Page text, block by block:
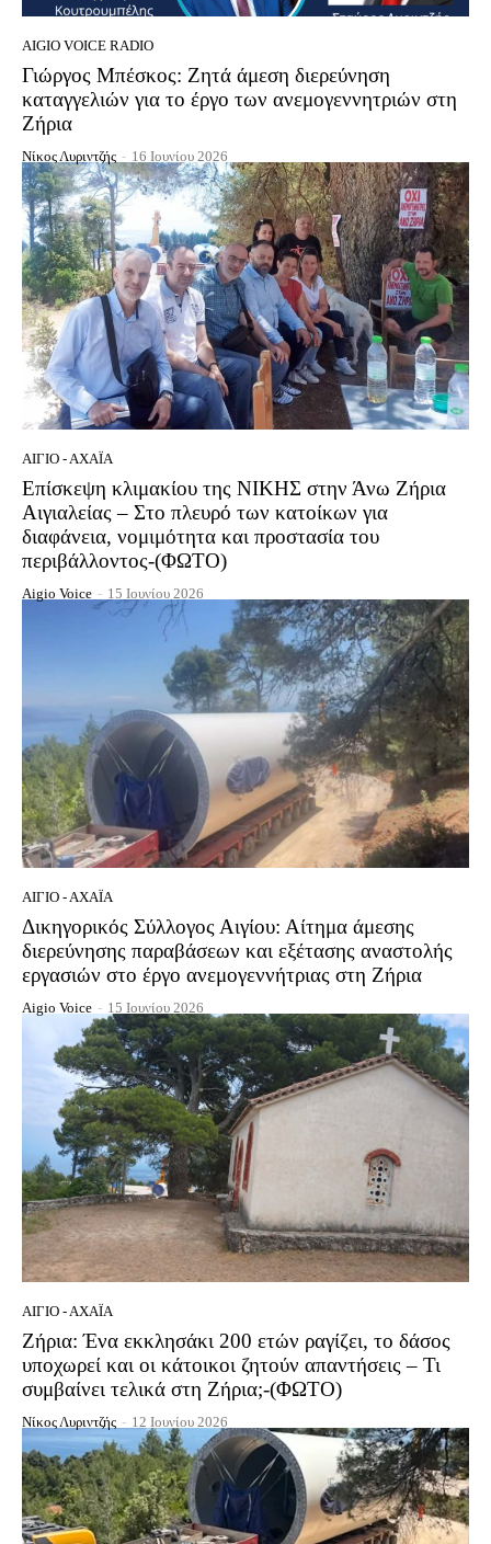
AIGIO VOICE RADIO
Γιώργος Μπέσκος: Ζητά άμεση διερεύνηση
καταγγελιών για το έργο των ανεμογεννητριών στη
Ζήρια
Νίκος Λυριντζής - 16 Ιουνίου 2026
ΑΊΓΙΟ - ΑΧΑΪ́Α
Επίσκεψη κλιμακίου της ΝΙΚΗΣ στην Άνω Ζήρια
Αιγιαλείας – Στο πλευρό των κατοίκων για
διαφάνεια, νομιμότητα και προστασία του
περιβάλλοντος-(ΦΩΤΟ)
Aigio Voice - 15 Ιουνίου 2026
ΑΊΓΙΟ - ΑΧΑΪ́Α
Δικηγορικός Σύλλογος Αιγίου: Αίτημα άμεσης
διερεύνησης παραβάσεων και εξέτασης αναστολής
εργασιών στο έργο ανεμογεννήτριας στη Ζήρια
Aigio Voice - 15 Ιουνίου 2026
ΑΊΓΙΟ - ΑΧΑΪ́Α
Ζήρια: Ένα εκκλησάκι 200 ετών ραγίζει, το δάσος
υποχωρεί και οι κάτοικοι ζητούν απαντήσεις – Τι
συμβαίνει τελικά στη Ζήρια;-(ΦΩΤΟ)
Νίκος Λυριντζής - 12 Ιουνίου 2026